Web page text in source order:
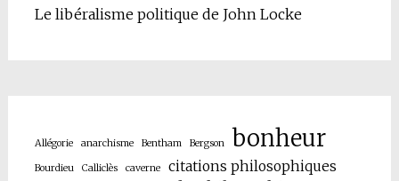
Le libéralisme politique de John Locke
Allégorie anarchisme Bentham Bergson bonheur
Bourdieu Calliclès caverne citations philosophiques